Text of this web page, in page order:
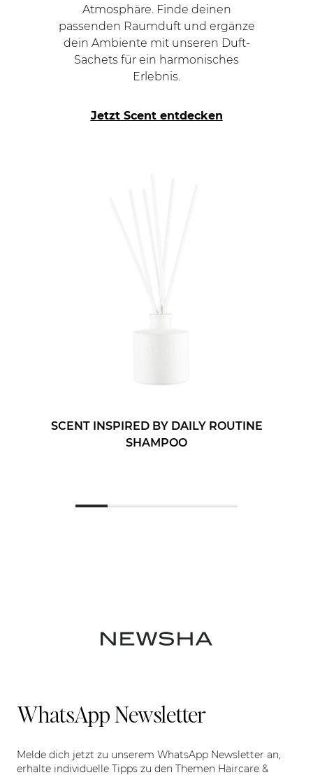
Atmosphäre. Finde deinen
passenden Raumduft und ergänze
dein Ambiente mit unseren Duft-
Sachets für ein harmonisches
Erlebnis.
Jetzt Scent entdecken
200 ml
SCENT INSPIRED BY DAILY ROUTINE
SHAMPOO
WhatsApp Newsletter
Melde dich jetzt zu unserem WhatsApp Newsletter an,
erhalte individuelle Tipps zu den Themen Haircare &